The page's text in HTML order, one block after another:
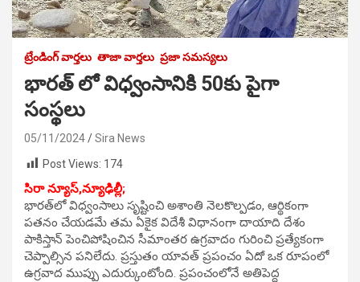
ట్రేండింగ్ వార్తలు తాజా వార్తలు ప్రజా సమస్యలు
భారత్ లో విధ్వంసానికి 50కు పైగా
సంస్థలు
05/11/2024
Sira News
Post Views: 174
సిరా న్యూస్,న్యూఢిల్లీ;
భారత్‌లో విధ్వంసాలు సృష్టించి అశాంతి నెలకొల్పడం, ఆర్థికంగా
పతనం చేయడమే తమ ఏకైక విదేశీ విధానంగా దాయాది దేశం
పాకిస్తాన్ పెంచిపోషించిన సీమాంతర ఉగ్రవాదం గురించి ప్రత్యేకంగా
చెప్పాల్సిన పనిలేదు. ప్రస్తుతం యావత్ ప్రపంచం ఏదో ఒక రూపంలో
ఉగ్రవాద ముప్పు ఎదుర్కుంటోంది. ప్రపంచంలోనే అతిపెద్ద